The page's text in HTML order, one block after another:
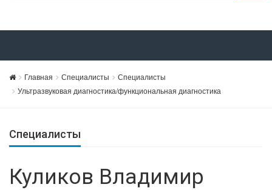
Главная Специалисты
Специалисты
Ультразвуковая диагностика/функциональная диагностика
Специалисты
Куликов Владимир